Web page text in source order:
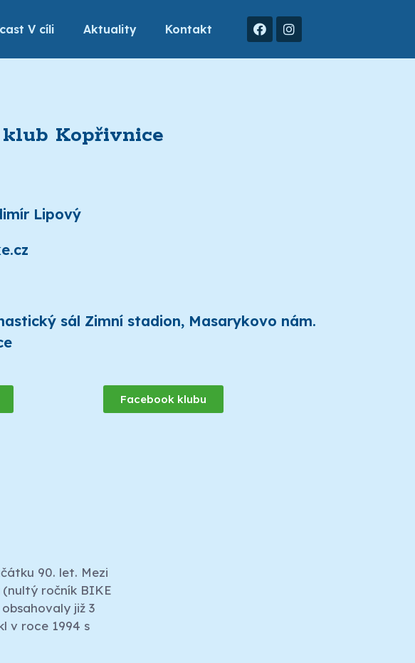
V cíli Aktuality Kontakt
Kopřivnice
Lipový
sál Zimní stadion, Masarykovo nám.
Facebook klubu
90. let. Mezi
ročník BIKE
již 3
v roce 1994 s